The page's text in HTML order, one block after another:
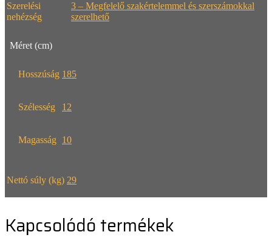
Szerelési
nehézség
3 – Megfelelő szakértelemmel és szerszámokkal
szerelhető
Méret (cm)
Hosszúság 185
Szélesség 12
Magasság 10
Nettó súly (kg) 29
Kapcsolódó termékek